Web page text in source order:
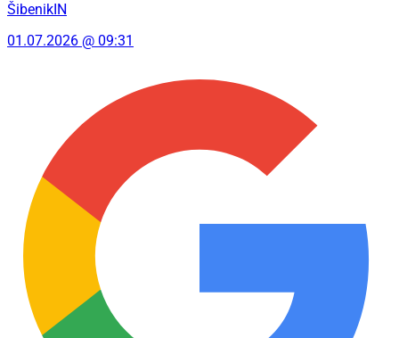
ŠibenikIN
01.07.2026 @ 09:31